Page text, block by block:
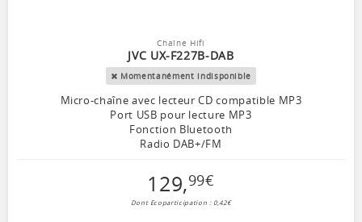
Chaîne Hifi
JVC UX-F227B-DAB
Momentanément indisponible
Micro-chaîne avec lecteur CD compatible MP3
Port USB pour lecture MP3
Fonction Bluetooth
Radio DAB+/FM
129,99€
Dont Ecoparticipation : 0,42€